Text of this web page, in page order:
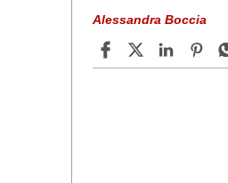
Alessandra Boccia